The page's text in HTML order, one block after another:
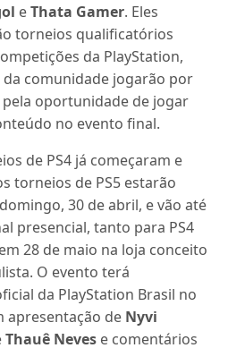
eThata Gamer. Eles
torneios qualificatórios
da PlayStation,
comunidade jogarão por
oportunidade de jogar
no evento final.
de PS4 já começaram e
torneios de PS5 estarão
30 de abril, e vão até
presencial, tanto para PS4
28 de maio na loja conceito
O evento terá
da PlayStation Brasil no
apresentação de Nyvi
Thauê Neves e comentários